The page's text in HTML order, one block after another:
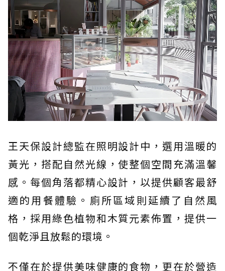
王天保設計總監在照明設計中，選用溫暖的
黃光，搭配自然光線，使整個空間充滿溫馨
感。每個角落都精心設計，以提供顧客最舒
適的用餐體驗。廁所區域則延續了自然風
格，採用綠色植物和木質元素佈置，提供一
個乾淨且放鬆的環境。
不僅在於提供美味健康的食物，更在於營造